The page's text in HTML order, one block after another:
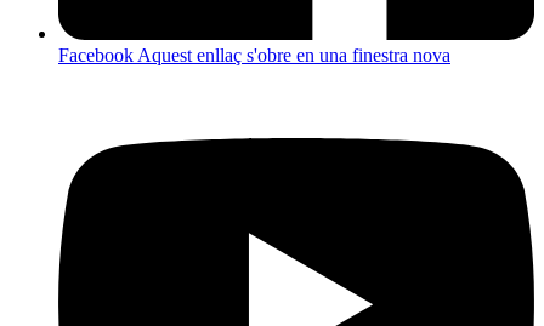
Facebook Aquest enllaç s'obre en una finestra nova